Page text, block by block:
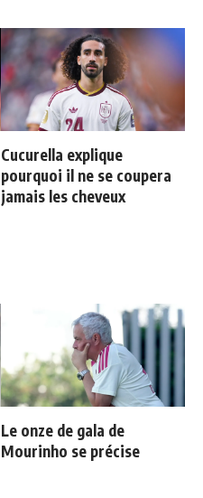
Cucurella explique
pourquoi il ne se coupera
jamais les cheveux
Le onze de gala de
Mourinho se précise